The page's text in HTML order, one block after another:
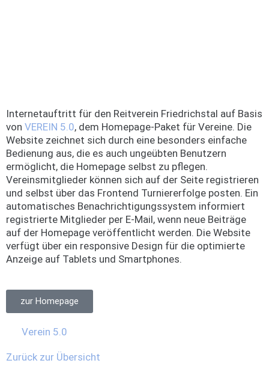
Internetauftritt für den Reitverein Friedrichstal auf Basis
von VEREIN 5.0, dem Homepage-Paket für Vereine. Die
Website zeichnet sich durch eine besonders einfache
Bedienung aus, die es auch ungeübten Benutzern
ermöglicht, die Homepage selbst zu pflegen.
Vereinsmitglieder können sich auf der Seite registrieren
und selbst über das Frontend Turniererfolge posten. Ein
automatisches Benachrichtigungssystem informiert
registrierte Mitglieder per E-Mail, wenn neue Beiträge
auf der Homepage veröffentlicht werden. Die Website
verfügt über ein responsive Design für die optimierte
Anzeige auf Tablets und Smartphones.
zur Homepage
Verein 5.0
Zurück zur Übersicht